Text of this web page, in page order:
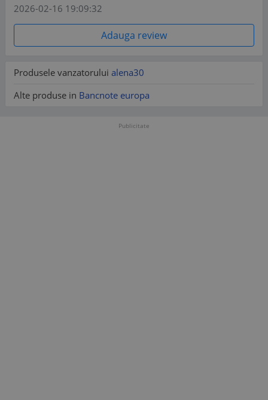
2026-02-16 19:09:32
Adauga review
Produsele vanzatorului alena30
Alte produse in Bancnote europa
Publicitate